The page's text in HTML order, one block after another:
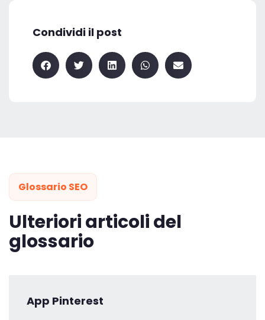
Condividi il post
Glossario SEO
Ulteriori articoli del
glossario
App Pinterest